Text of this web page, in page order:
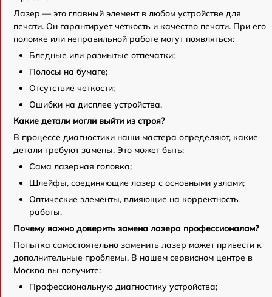
Лазер — это главный элемент в любом устройстве для
печати. Он гарантирует четкость и качество печати. При его
поломке или неправильной работе могут появляться:
Бледные или размытые отпечатки;
Полосы на бумаге;
Отсутствие четкости;
Ошибки на дисплее устройства.
Какие детали могли выйти из строя?
В процессе диагностики наши мастера определяют, какие
детали требуют замены. Это может быть:
Сама лазерная головка;
Шлейфы, соединяющие лазер с основными узлами;
Оптические элементы, влияющие на корректность
работы.
Почему важно доверить замена лазера профессионалам?
Попытка самостоятельно заменить лазер может привести к
дополнительные проблемы. В нашем сервисном центре в
Москва вы получите:
Профессиональную диагностику устройства;